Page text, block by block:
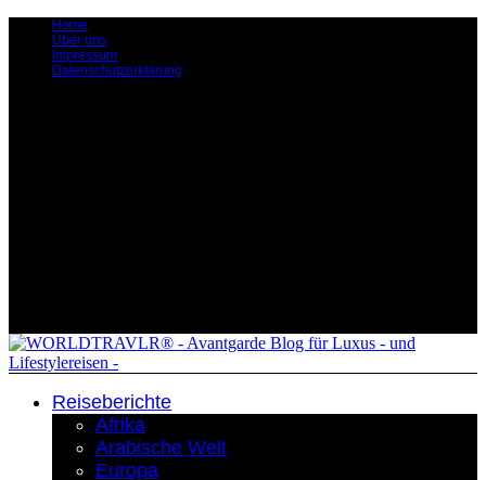
Home
Über uns
Impressum
Datenschutzerklärung
Reiseberichte
Afrika
Arabische Welt
Europa